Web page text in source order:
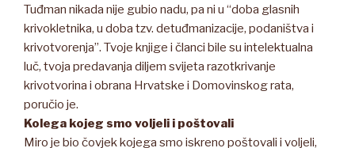
Tuđman nikada nije gubio nadu, pa ni u “doba glasnih
krivokletnika, u doba tzv. detuđmanizacije, podaništva i
krivotvorenja”. Tvoje knjige i članci bile su intelektualna
luč, tvoja predavanja diljem svijeta razotkrivanje
krivotvorina i obrana Hrvatske i Domovinskog rata,
poručio je.
Kolega kojeg smo voljeli i poštovali
Miro je bio čovjek kojega smo iskreno poštovali i voljeli,